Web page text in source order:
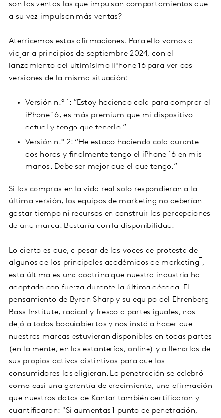
son las ventas las que impulsan comportamientos que
a su vez impulsan más ventas?
Aterricemos estas afirmaciones. Para ello vamos a
viajar a principios de septiembre 2024, con el
lanzamiento del ultimísimo iPhone 16 para ver dos
versiones de la misma situación:
Versión n.° 1: “Estoy haciendo cola para comprar el
iPhone 16, es más premium que mi dispositivo
actual y tengo que tenerlo.”
Versión n.° 2: “He estado haciendo cola durante
dos horas y finalmente tengo el iPhone 16 en mis
manos. Debe ser mejor que el que tengo.”
Si las compras en la vida real solo respondieran a la
última versión, los equipos de marketing no deberían
gastar tiempo ni recursos en construir las percepciones
de una marca. Bastaría con la disponibilidad.
Lo cierto es que, a pesar de las voces de protesta de
algunos de los principales académicos de marketing ,
esta última es una doctrina que nuestra industria ha
adoptado con fuerza durante la última década. El
pensamiento de Byron Sharp y su equipo del Ehrenberg
Bass Institute, radical y fresco a partes iguales, nos
dejó a todos boquiabiertos y nos instó a hacer que
nuestras marcas estuvieran disponibles en todas partes
(en la mente, en las estanterías, online) y a llenarlas de
sus propios activos distintivos para que los
consumidores las eligieran. La penetración se celebró
como casi una garantía de crecimiento, una afirmación
que nuestros datos de Kantar también certificaron y
cuantificaron: "Si aumentas 1 punto de penetración,